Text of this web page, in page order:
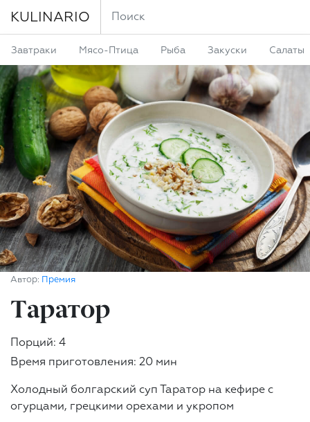
KULINARIO
Завтраки Мясо-Птица Рыба Закуски Салаты
Автор: Премия
Таратор
Порций: 4
Время приготовления: 20 мин
Холодный болгарский суп Таратор на кефире с
огурцами, грецкими орехами и укропом